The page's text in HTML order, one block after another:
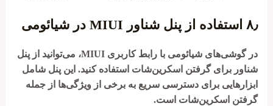
۸٫ استفاده از پنل شناور MIUI در شیائومی
در گوشی‌های شیائومی با رابط کاربری MIUI، می‌توانید از پنل
شناور برای گرفتن اسکرین‌شات استفاده کنید. این پنل شامل
ابزارهایی برای دسترسی سریع به برخی از ویژگی‌ها از جمله
گرفتن اسکرین‌شات است.